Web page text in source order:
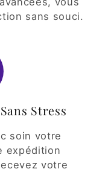
sans souci.
Stress
soin votre
expédition
votre